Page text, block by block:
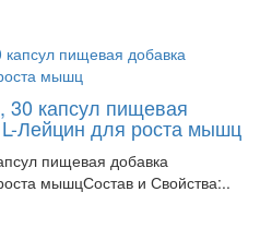
30 капсул пищевая
Лейцин для роста мышц
пищевая добавка
мышцСостав и Свойства:..